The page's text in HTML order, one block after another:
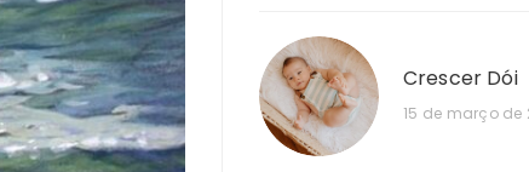
Crescer Dói
15 de março de